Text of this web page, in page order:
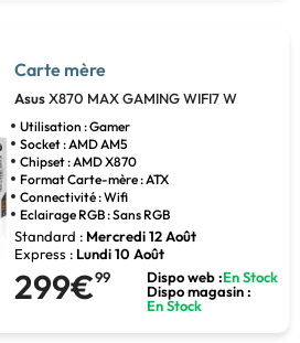
Carte mère
AsusX870 MAX GAMING WIFI7 W
Utilisation : Gamer
Socket : AMD AM5
Chipset : AMD X870
Format Carte-mère : ATX
Connectivité : Wifi
Eclairage RGB : Sans RGB
Standard : Mercredi 12 Août
Express : Lundi 10 Août
299€99 Dispo web :En Stock
Dispo magasin :
En Stock